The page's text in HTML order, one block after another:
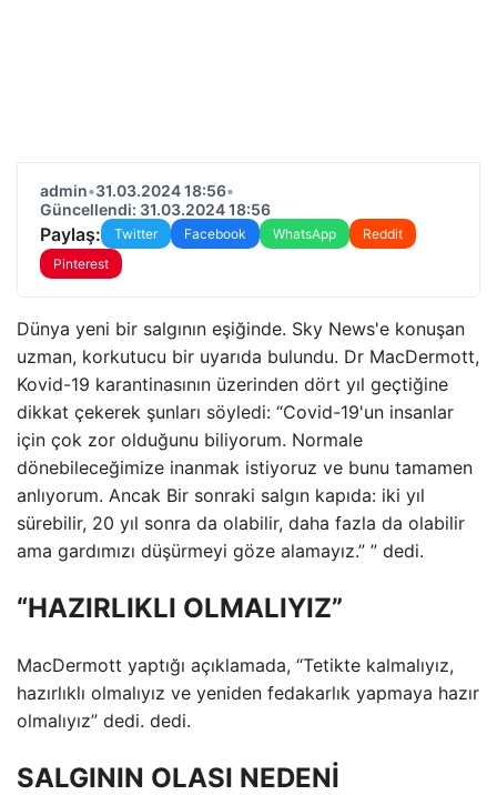
admin•31.03.2024 18:56•
Güncellendi: 31.03.2024 18:56
Paylaş: Twitter Facebook WhatsApp
Reddit
Pinterest
Dünya yeni bir salgının eşiğinde. Sky News'e konuşan
uzman, korkutucu bir uyarıda bulundu. Dr MacDermott,
Kovid-19 karantinasının üzerinden dört yıl geçtiğine
dikkat çekerek şunları söyledi: “Covid-19'un insanlar
için çok zor olduğunu biliyorum. Normale
dönebileceğimize inanmak istiyoruz ve bunu tamamen
anlıyorum. Ancak Bir sonraki salgın kapıda: iki yıl
sürebilir, 20 yıl sonra da olabilir, daha fazla da olabilir
ama gardımızı düşürmeyi göze alamayız.” ” dedi.
“HAZIRLIKLI OLMALIYIZ”
MacDermott yaptığı açıklamada, “Tetikte kalmalıyız,
hazırlıklı olmalıyız ve yeniden fedakarlık yapmaya hazır
olmalıyız” dedi. dedi.
SALGININ OLASI NEDENİ